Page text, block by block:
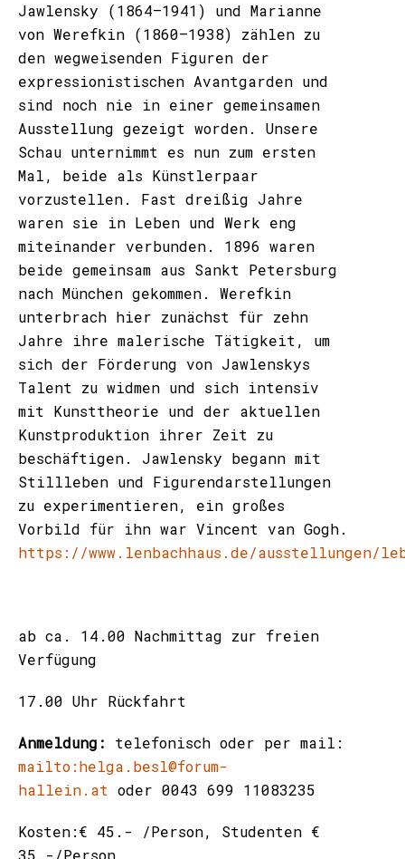
Jawlensky (1864–1941) und Marianne
von Werefkin (1860–1938) zählen zu
den wegweisenden Figuren der
expressionistischen Avantgarden und
sind noch nie in einer gemeinsamen
Ausstellung gezeigt worden. Unsere
Schau unternimmt es nun zum ersten
Mal, beide als Künstlerpaar
vorzustellen. Fast dreißig Jahre
waren sie in Leben und Werk eng
miteinander verbunden. 1896 waren
beide gemeinsam aus Sankt Petersburg
nach München gekommen. Werefkin
unterbrach hier zunächst für zehn
Jahre ihre malerische Tätigkeit, um
sich der Förderung von Jawlenskys
Talent zu widmen und sich intensiv
mit Kunsttheorie und der aktuellen
Kunstproduktion ihrer Zeit zu
beschäftigen. Jawlensky begann mit
Stillleben und Figurendarstellungen
zu experimentieren, ein großes
Vorbild für ihn war Vincent van Gogh.
https://www.lenbachhaus.de/ausstellungen/
ab ca. 14.00 Nachmittag zur freien
Verfügung
17.00 Uhr Rückfahrt
Anmeldung: telefonisch oder per mail:
mailto:helga.besl@forum-
hallein.at oder 0043 699 11083235
Kosten:€ 45.- /Person, Studenten €
35.-/Person